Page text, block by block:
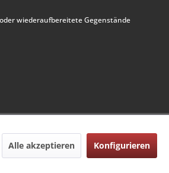
wiederaufbereitete Gegenstände
Alle akzeptieren Konfigurieren